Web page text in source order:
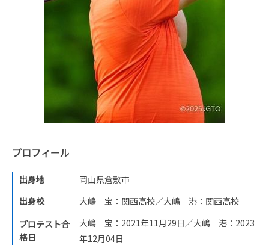
プロフィール
出身地
岡山県倉敷市
出身校
大嶋 宝：関西高校／大嶋 港：関西高校
プロテスト合
格日
大嶋 宝：2021年11月29日／大嶋 港：2023
年12月04日